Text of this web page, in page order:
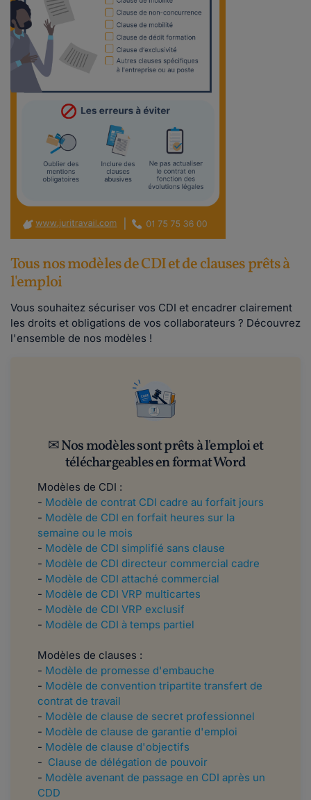
Tous nos modèles de CDI et de clauses prêts à
l'emploi
Vous souhaitez sécuriser vos CDI et encadrer clairement
les droits et obligations de vos collaborateurs ? Découvrez
l'ensemble de nos modèles !
✉ Nos modèles sont prêts à l'emploi et
téléchargeables en format Word
Modèles de CDI :
- Modèle de contrat CDI cadre au forfait jours
- Modèle de CDI en forfait heures sur la
semaine ou le mois
- Modèle de CDI simplifié sans clause
- Modèle de CDI directeur commercial cadre
- Modèle de CDI attaché commercial
- Modèle de CDI VRP multicartes
- Modèle de CDI VRP exclusif
- Modèle de CDI à temps partiel
Modèles de clauses :
- Modèle de promesse d'embauche
- Modèle de convention tripartite transfert de
contrat de travail
- Modèle de clause de secret professionnel
- Modèle de clause de garantie d'emploi
- Modèle de clause d'objectifs
- Clause de délégation de pouvoir
- Modèle avenant de passage en CDI après un
CDD